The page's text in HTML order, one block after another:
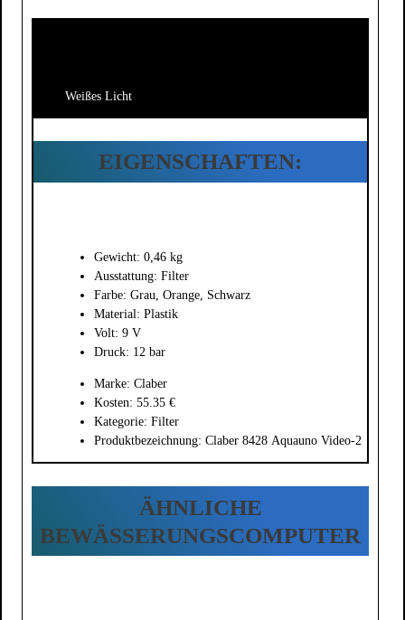
Weißes Licht
EIGENSCHAFTEN:
Gewicht: 0,46 kg
Ausstattung: Filter
Farbe: Grau, Orange, Schwarz
Material: Plastik
Volt: 9 V
Druck: 12 bar
Marke: Claber
Kosten: 55.35 €
Kategorie: Filter
Produktbezeichnung: Claber 8428 Aquauno Video-2
ÄHNLICHE
BEWÄSSERUNGSCOMPUTER